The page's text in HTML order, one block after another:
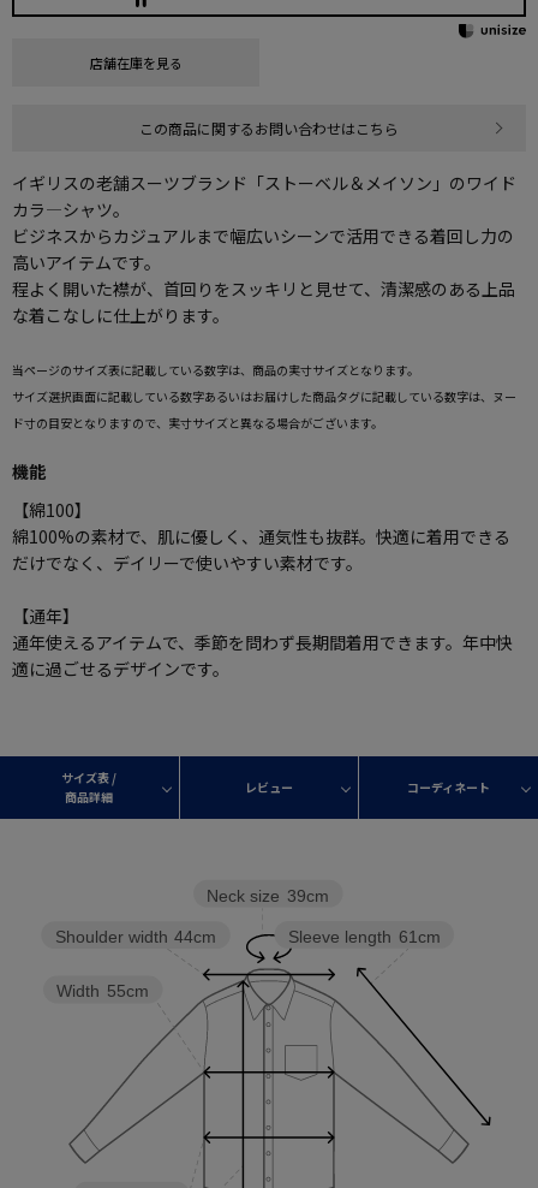
店舗在庫を見る
この商品に関するお問い合わせはこちら
イギリスの老舗スーツブランド「ストーベル＆メイソン」のワイド
カラ―シャツ。
ビジネスからカジュアルまで幅広いシーンで活用できる着回し力の
高いアイテムです。
程よく開いた襟が、首回りをスッキリと見せて、清潔感のある上品
な着こなしに仕上がります。
当ページのサイズ表に記載している数字は、商品の実寸サイズとなります。
サイズ選択画面に記載している数字あるいはお届けした商品タグに記載している数字は、ヌー
ド寸の目安となりますので、実寸サイズと異なる場合がございます。
機能
【綿100】
綿100%の素材で、肌に優しく、通気性も抜群。快適に着用できる
だけでなく、デイリーで使いやすい素材です。
【通年】
通年使えるアイテムで、季節を問わず長期間着用できます。年中快
適に過ごせるデザインです。
サイズ表 /
商品詳細
レビュー コーディネート
Sleeve length 61cm
Neck size 39cm
Width 55cm
Shoulder width 44cm